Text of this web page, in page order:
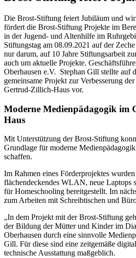
Die Brost-Stiftung feiert Jubiläum und
fördert die Brost-Stiftung Projekte im
in der Jugend- und Altenhilfe im
Stiftungstag am 08.09.2021 auf der
nur darum, auf 10 Jahre Stiftungsarbeit
auch um aktuelle Projekte.
Oberhausen e.V. Stephan Gill stellte auf
gemeinsame Projekt zur Verbesserung
Gertrud-Zillich-Haus vor.
Moderne Medienpädagogik im
Haus
Mit Unterstützung der Brost-Stiftung
Grundlage für moderne
schaffen.
Im Rahmen eines Förderprojektes
flächendeckendes WLAN, neue Laptops
für Homeschooling bereitgestellt. Im
zum Arbeiten mit Schreibtischen und
„In dem Projekt mit der Brost-Stiftung
der Bildung der Mütter und Kinder im
Oberhausen durch eine sinnvolle
Gill. Für diese sind eine zeitgemäße
technische Ausstattung maßgeblich.